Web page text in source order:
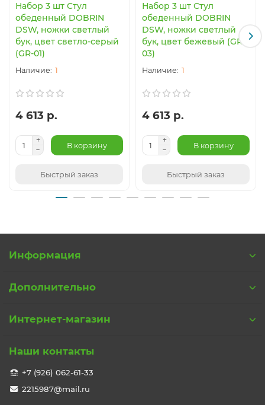
Набор 3 шт Стул
обеденный DOBRIN
DSW, ножки светлый
бук, цвет светло-серый
(GR-01)
1
4 613 р.
В корзину
Быстрый заказ
Набор 3 шт Стул
обеденный DOBRIN
DSW, ножки светлый
бук, цвет бежевый (GR-
03)
1
4 613 р.
В корзину
Быстрый заказ
Информация
Дополнительно
Интернет-магазин
Наши контакты
+7 (926) 062-61-33
2215987@mail.ru